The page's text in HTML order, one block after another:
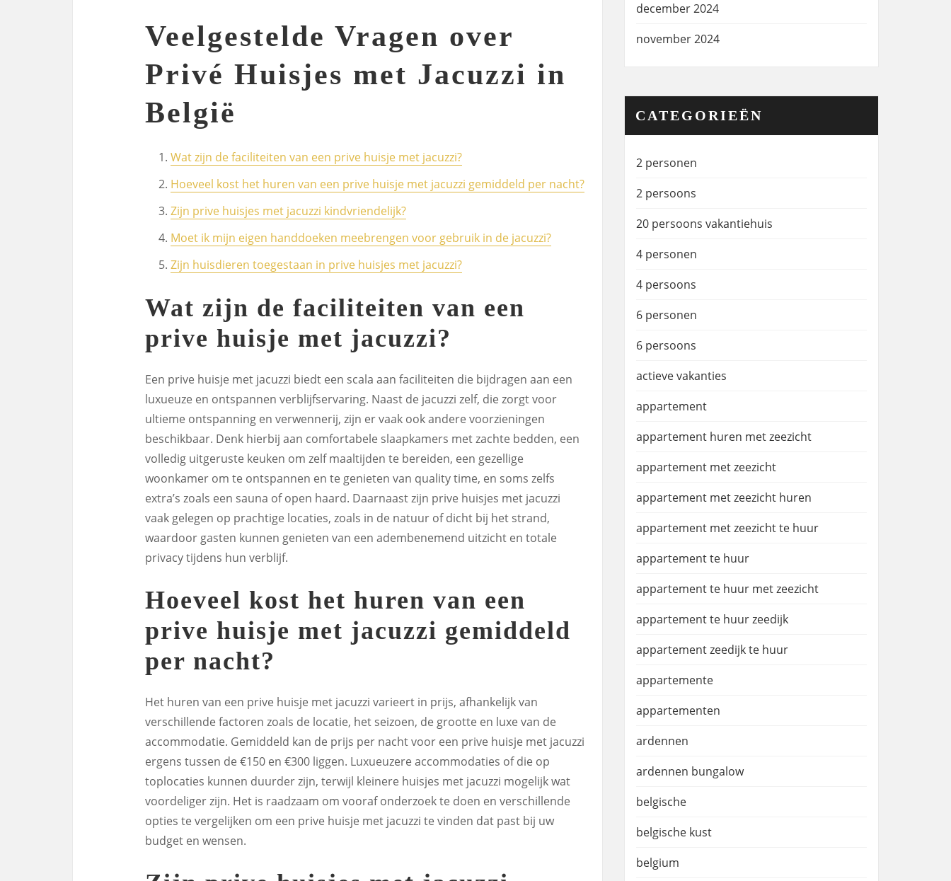
Veelgestelde Vragen over
Privé Huisjes met Jacuzzi in
België
Wat zijn de faciliteiten van een prive huisje met jacuzzi?
Hoeveel kost het huren van een prive huisje met jacuzzi gemiddeld per nacht?
Zijn prive huisjes met jacuzzi kindvriendelijk?
Moet ik mijn eigen handdoeken meebrengen voor gebruik in de jacuzzi?
Zijn huisdieren toegestaan ​​in prive huisjes met jacuzzi?
Wat zijn de faciliteiten van een
prive huisje met jacuzzi?
Een prive huisje met jacuzzi biedt een scala aan faciliteiten die bijdragen aan een
luxueuze en ontspannen verblijfservaring. Naast de jacuzzi zelf, die zorgt voor
ultieme ontspanning en verwennerij, zijn er vaak ook andere voorzieningen
beschikbaar. Denk hierbij aan comfortabele slaapkamers met zachte bedden, een
volledig uitgeruste keuken om zelf maaltijden te bereiden, een gezellige
woonkamer om te ontspannen en te genieten van quality time, en soms zelfs
extra’s zoals een sauna of open haard. Daarnaast zijn prive huisjes met jacuzzi
vaak gelegen op prachtige locaties, zoals in de natuur of dicht bij het strand,
waardoor gasten kunnen genieten van een adembenemend uitzicht en totale
privacy tijdens hun verblijf.
Hoeveel kost het huren van een
prive huisje met jacuzzi gemiddeld
per nacht?
Het huren van een prive huisje met jacuzzi varieert in prijs, afhankelijk van
verschillende factoren zoals de locatie, het seizoen, de grootte en luxe van de
accommodatie. Gemiddeld kan de prijs per nacht voor een prive huisje met jacuzzi
ergens tussen de €150 en €300 liggen. Luxueuzere accommodaties of die op
toplocaties kunnen duurder zijn, terwijl kleinere huisjes met jacuzzi mogelijk wat
voordeliger zijn. Het is raadzaam om vooraf onderzoek te doen en verschillende
opties te vergelijken om een prive huisje met jacuzzi te vinden dat past bij uw
budget en wensen.
december 2024
november 2024
CATEGORIEËN
2 personen
2 persoons
20 persoons vakantiehuis
4 personen
4 persoons
6 personen
6 persoons
actieve vakanties
appartement
appartement huren met zeezicht
appartement met zeezicht
appartement met zeezicht huren
appartement met zeezicht te huur
appartement te huur
appartement te huur met zeezicht
appartement te huur zeedijk
appartement zeedijk te huur
appartemente
appartementen
ardennen
ardennen bungalow
belgische
belgische kust
belgium